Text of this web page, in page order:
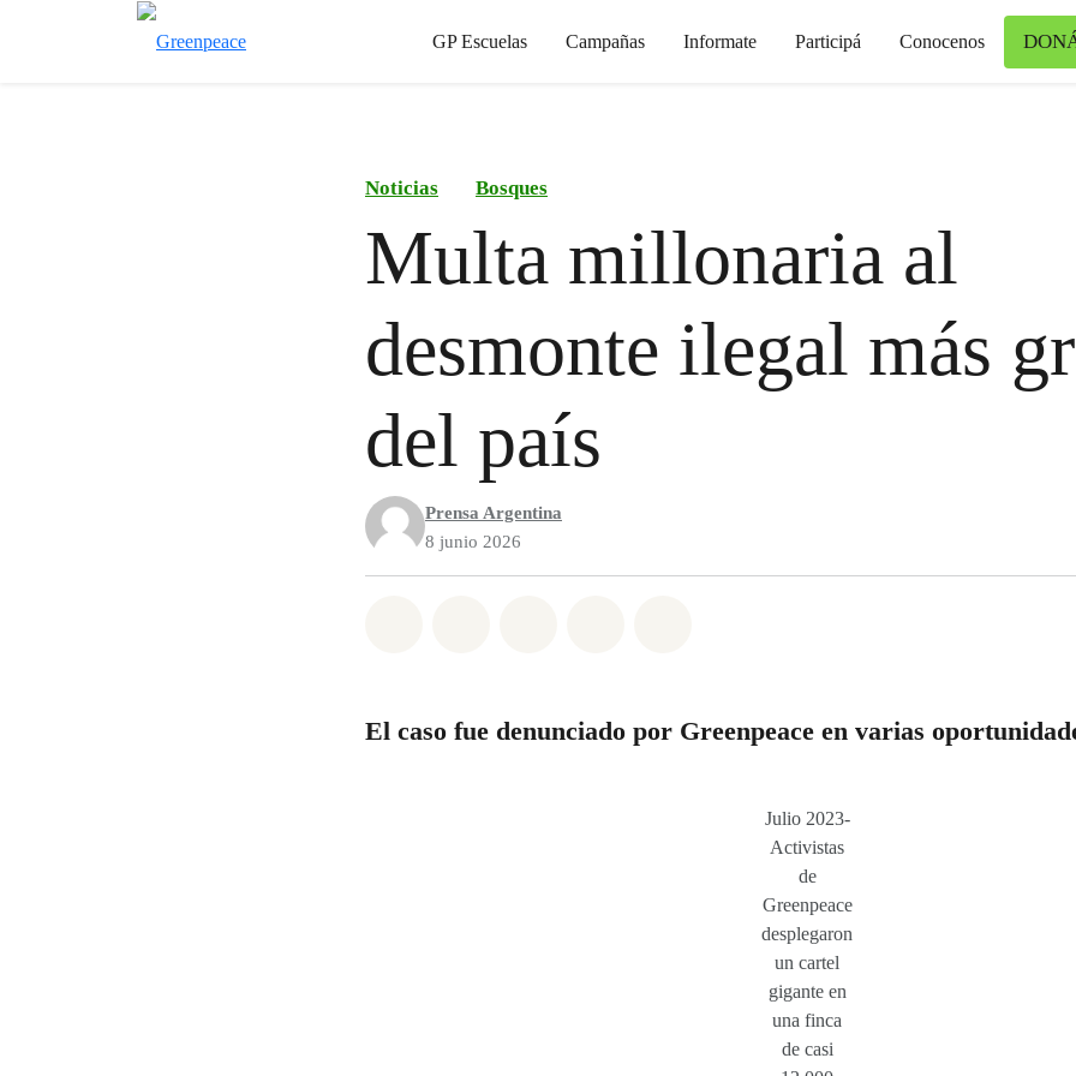
GP Escuelas Campañas Informate Participá Conocenos
Noticias Bosques
Multa millonaria al
desmonte ilegal más
del país
Prensa Argentina
8 junio 2026
El caso fue denunciado por Greenpeace en varias
Julio 2023-
Activistas
de
Greenpeace
desplegaron
un cartel
gigante en
una finca
de casi